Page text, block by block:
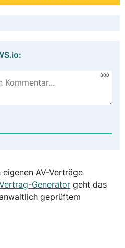
800
AV-Verträge
Generator geht das
geprüftem